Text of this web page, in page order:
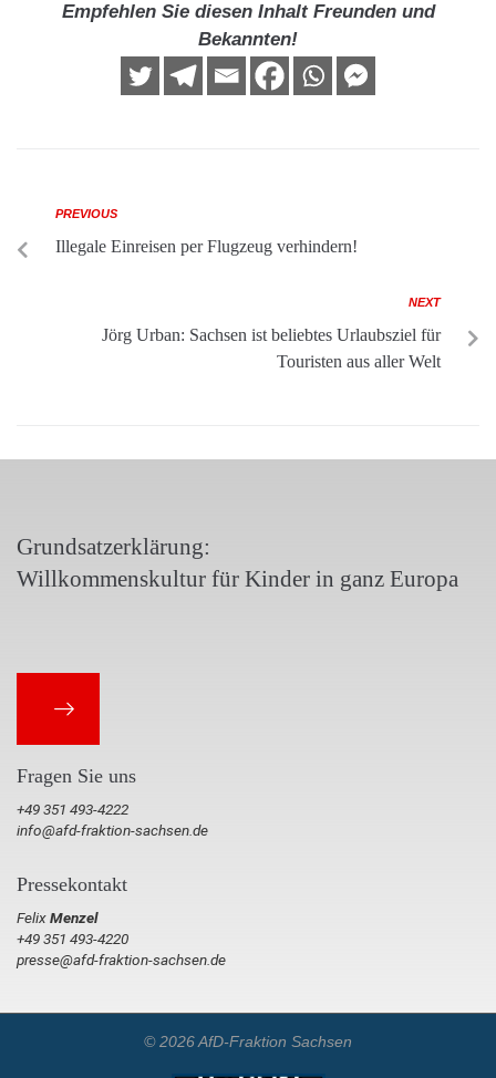
Empfehlen Sie diesen Inhalt Freunden und
Bekannten!
PREVIOUS
Illegale Einreisen per Flugzeug verhindern!
NEXT
Jörg Urban: Sachsen ist beliebtes Urlaubsziel für
Touristen aus aller Welt
Grundsatzerklärung:
Willkommenskultur für Kinder in ganz Europa
Fragen Sie uns
+49 351 493-4222
info@afd-fraktion-sachsen.de
Pressekontakt
FelixMenzel
+49 351 493-4220
presse@afd-fraktion-sachsen.de
© 2026 AfD-Fraktion Sachsen